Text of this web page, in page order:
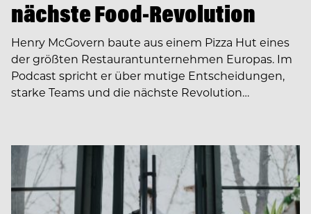
nächste Food-Revolution
Henry McGovern baute aus einem Pizza Hut eines
der größten Restaurantunternehmen Europas. Im
Podcast spricht er über mutige Entscheidungen,
starke Teams und die nächste Revolution…